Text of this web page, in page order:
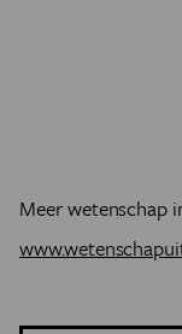
Meer wetenschap